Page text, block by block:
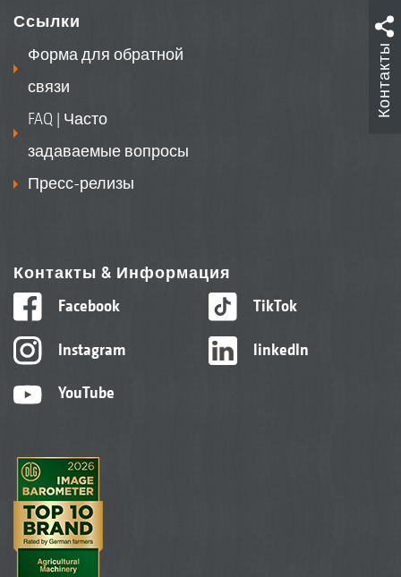
Ссылки
Форма для обратной
связи
FAQ | Часто
задаваемые вопросы
Пресс-релизы
Контакты & Информация
Facebook
Instagram
YouTube
TikTok
linkedIn
Контакты